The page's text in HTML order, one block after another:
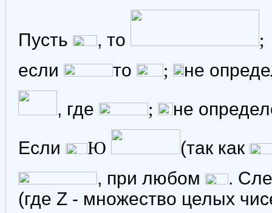
Пусть , то
;
если
то ;
не
, где
;
не
Если
Ю
(так как
, при любом
.
(где Z - множество целых